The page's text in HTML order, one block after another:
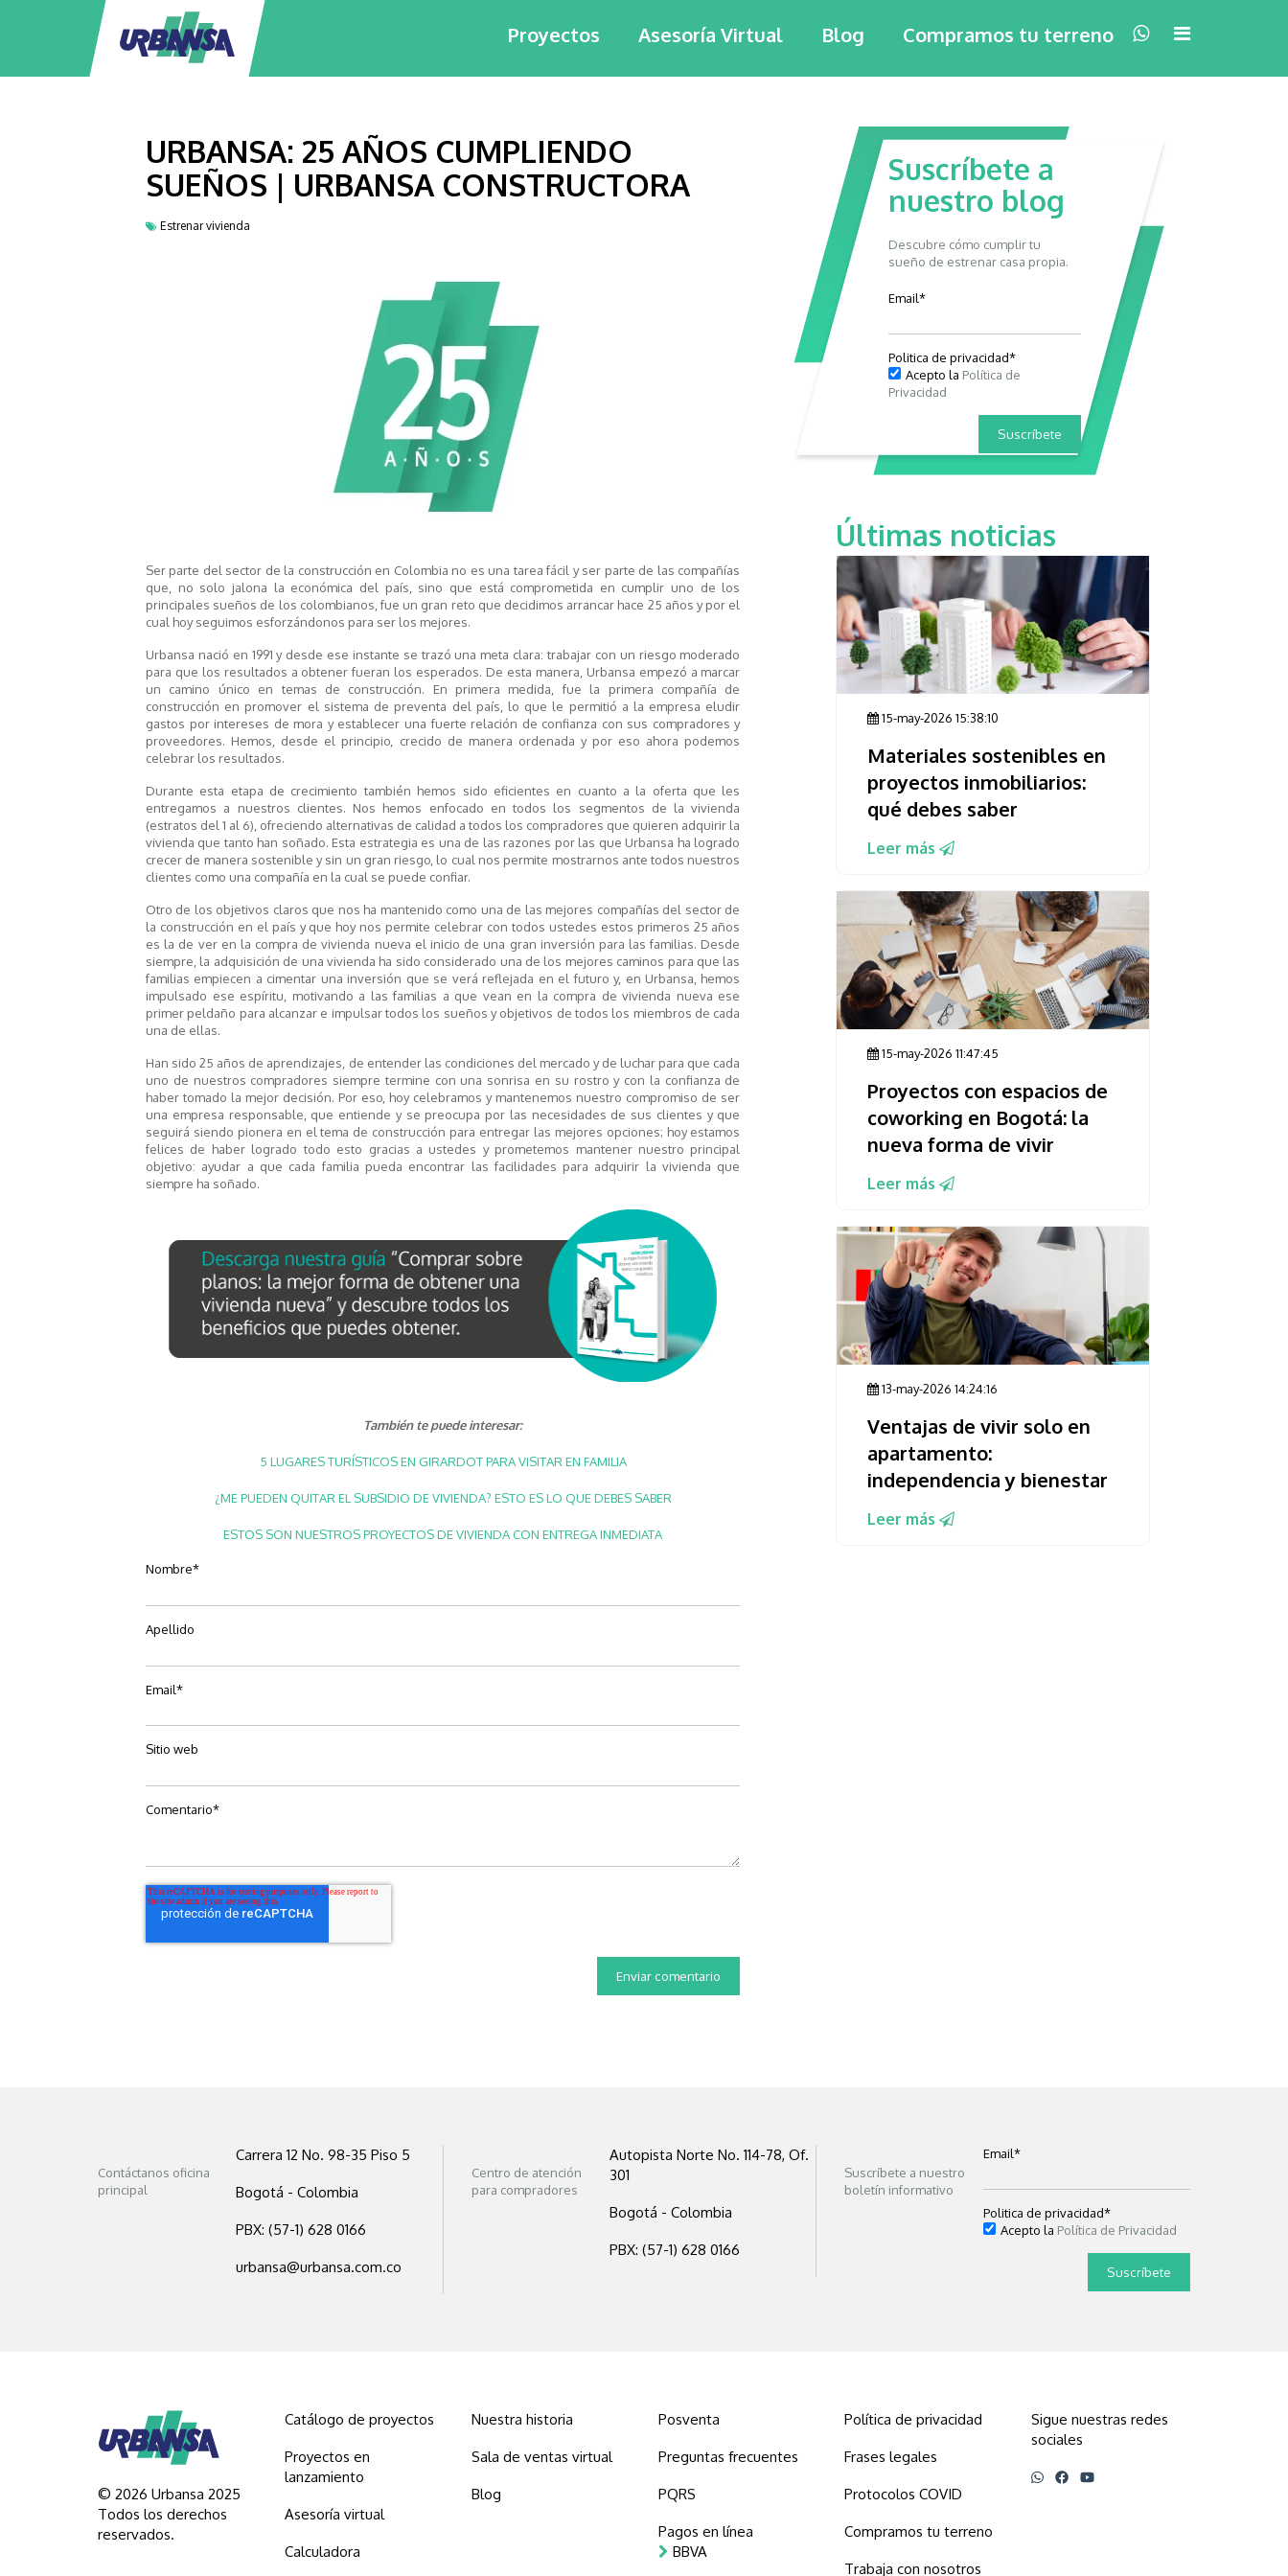
Proyectos Asesoría Virtual Blog Compramos tu terreno
URBANSA: 25 AÑOS CUMPLIENDO
SUEÑOS | URBANSA CONSTRUCTORA
Estrenar vivienda
Ser parte del sector de la construcción en Colombia no es una tarea fácil y ser parte de las compañías
que, no solo jalona la económica del país, sino que está comprometida en cumplir uno de los
principales sueños de los colombianos, fue un gran reto que decidimos arrancar hace 25 años y por el
cual hoy seguimos esforzándonos para ser los mejores.
Urbansa nació en 1991 y desde ese instante se trazó una meta clara: trabajar con un riesgo moderado
para que los resultados a obtener fueran los esperados. De esta manera, Urbansa empezó a marcar
un camino único en temas de construcción. En primera medida, fue la primera compañía de
construcción en promover el sistema de preventa del país, lo que le permitió a la empresa eludir
gastos por intereses de mora y establecer una fuerte relación de confianza con sus compradores y
proveedores. Hemos, desde el principio, crecido de manera ordenada y por eso ahora podemos
celebrar los resultados.
Durante esta etapa de crecimiento también hemos sido eficientes en cuanto a la oferta que les
entregamos a nuestros clientes. Nos hemos enfocado en todos los segmentos de la vivienda
(estratos del 1 al 6), ofreciendo alternativas de calidad a todos los compradores que quieren adquirir la
vivienda que tanto han soñado. Esta estrategia es una de las razones por las que Urbansa ha logrado
crecer de manera sostenible y sin un gran riesgo, lo cual nos permite mostrarnos ante todos nuestros
clientes como una compañía en la cual se puede confiar.
Otro de los objetivos claros que nos ha mantenido como una de las mejores compañías del sector de
la construcción en el país y que hoy nos permite celebrar con todos ustedes estos primeros 25 años
es la de ver en la compra de vivienda nueva el inicio de una gran inversión para las familias. Desde
siempre, la adquisición de una vivienda ha sido considerado una de los mejores caminos para que las
familias empiecen a cimentar una inversión que se verá reflejada en el futuro y, en Urbansa, hemos
impulsado ese espíritu, motivando a las familias a que vean en la compra de vivienda nueva ese
primer peldaño para alcanzar e impulsar todos los sueños y objetivos de todos los miembros de cada
una de ellas.
Han sido 25 años de aprendizajes, de entender las condiciones del mercado y de luchar para que cada
uno de nuestros compradores siempre termine con una sonrisa en su rostro y con la confianza de
haber tomado la mejor decisión. Por eso, hoy celebramos y mantenemos nuestro compromiso de ser
una empresa responsable, que entiende y se preocupa por las necesidades de sus clientes y que
seguirá siendo pionera en el tema de construcción para entregar las mejores opciones; hoy estamos
felices de haber logrado todo esto gracias a ustedes y prometemos mantener nuestro principal
objetivo: ayudar a que cada familia pueda encontrar las facilidades para adquirir la vivienda que
siempre ha soñado.
También te puede interesar:
5 LUGARES TURÍSTICOS EN GIRARDOT PARA VISITAR EN FAMILIA
¿ME PUEDEN QUITAR EL SUBSIDIO DE VIVIENDA? ESTO ES LO QUE DEBES SABER
ESTOS SON NUESTROS PROYECTOS DE VIVIENDA CON ENTREGA INMEDIATA
Nombre*
Apellido
Email*
Sitio web
Comentario*
Suscríbete a
nuestro blog
Descubre cómo cumplir tu
sueño de estrenar casa propia.
Email*
Politica de privacidad*
Acepto la Política de
Privacidad
Últimas noticias
15-may-2026 15:38:10
Materiales sostenibles en
proyectos inmobiliarios:
qué debes saber
Leer más
15-may-2026 11:47:45
Proyectos con espacios de
coworking en Bogotá: la
nueva forma de vivir
Leer más
13-may-2026 14:24:16
Ventajas de vivir solo en
apartamento:
independencia y bienestar
Leer más
Contáctanos oficina
principal
Carrera 12 No. 98-35 Piso 5
Bogotá - Colombia
PBX: (57-1) 628 0166
urbansa@urbansa.com.co
Centro de atención
para compradores
Autopista Norte No. 114-78, Of.
301
Bogotá - Colombia
PBX: (57-1) 628 0166
Suscríbete a nuestro
boletín informativo
Email*
Politica de privacidad*
Acepto la Política de Privacidad
© 2026 Urbansa 2025
Todos los derechos
reservados.
Catálogo de proyectos
Proyectos en
lanzamiento
Asesoría virtual
Calculadora
Nuestra historia
Sala de ventas virtual
Blog
Posventa
Preguntas frecuentes
PQRS
Pagos en línea
BBVA
Política de privacidad
Frases legales
Protocolos COVID
Compramos tu terreno
Trabaja con nosotros
Sigue nuestras redes
sociales